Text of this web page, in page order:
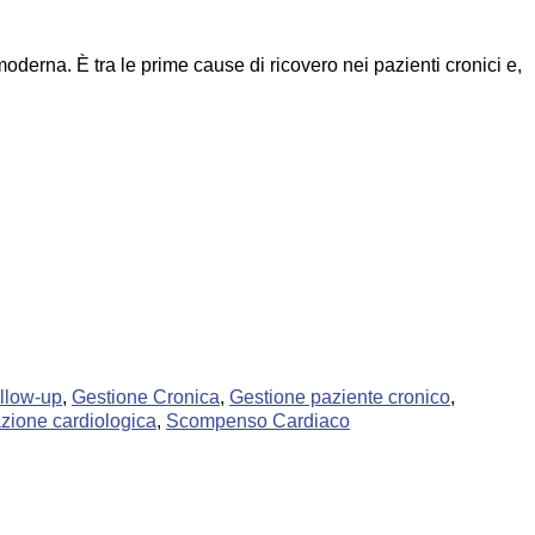
È tra le prime cause di ricovero nei pazienti cronici e,
up, Gestione Cronica, Gestione paziente cronico,
cardiologica, Scompenso Cardiaco